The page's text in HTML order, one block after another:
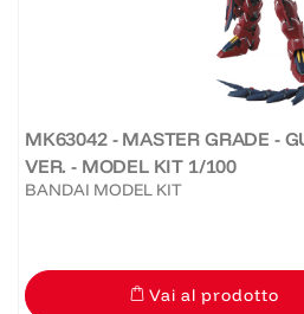
MK63042 - MASTER GRADE -
VER. - MODEL KIT 1/100
BANDAI MODEL KIT
Vai al prodotto